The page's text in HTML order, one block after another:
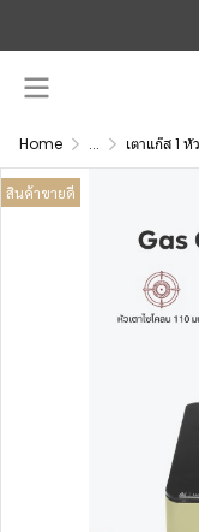
Home ... เตาแก๊ส 1 หัว
สินค้าขายดี